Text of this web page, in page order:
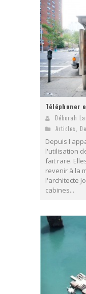
Téléphoner
Déborah
Articles
Depuis
l'utilisation
fait rare.
revenir à la
l'architecte
cabines...